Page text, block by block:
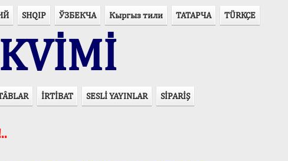
SHQIP ЎЗБЕКЧА Кыргыз тили ТАТАРЧА TÜRKÇE
İRTİBAT SESLİ YAYINLAR SİPARİŞ